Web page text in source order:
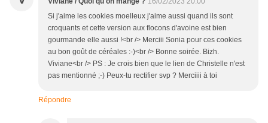
Si j'aime les cookies moelleux j'aime aussi quand ils sont
croquants et cette version aux flocons d'avoine est bien
gourmande elle aussi !<br /> Merciii Sonia pour ces cookies
au bon goût de céréales :-)<br /> Bonne soirée. Bizh.
Viviane<br /> PS : Je crois bien que le lien de Christelle n'est
pas mentionné ;-) Peux-tu rectifier svp ? Merciiii à toi
Répondre